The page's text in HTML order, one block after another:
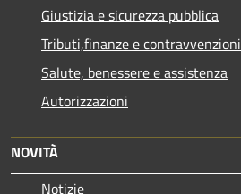
Giustizia e sicurezza pubblica
Tributi,finanze e contravvenzioni
Salute, benessere e assistenza
Autorizzazioni
NOVITÀ
Notizie